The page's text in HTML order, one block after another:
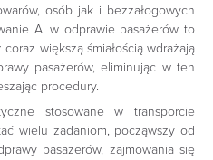
osób jak i bezzałogowych
AI w odprawie pasażerów to
większą śmiałością wdrażają
pasażerów, eliminując w ten
procedury.
stosowane w transporcie
wielu zadaniom, począwszy od
pasażerów, zajmowania się